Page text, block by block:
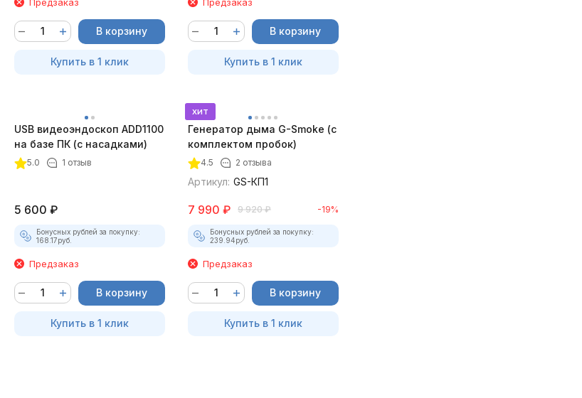
В корзину
Купить в 1 клик
В корзину
Купить в 1 клик
USB видеоэндоскоп ADD1100
на базе ПК (с насадками)
5.0 1 отзыв
5 600 ₽
Бонусных рублей за покупку:
168.17руб.
Предзаказ
В корзину
Купить в 1 клик
хит
Генератор дыма G-Smoke (c
комплектом пробок)
4.5 2 отзыва
Артикул: GS-КП1
7 990 ₽ 9 920 ₽ -19%
Бонусных рублей за покупку:
239.94руб.
Предзаказ
В корзину
Купить в 1 клик